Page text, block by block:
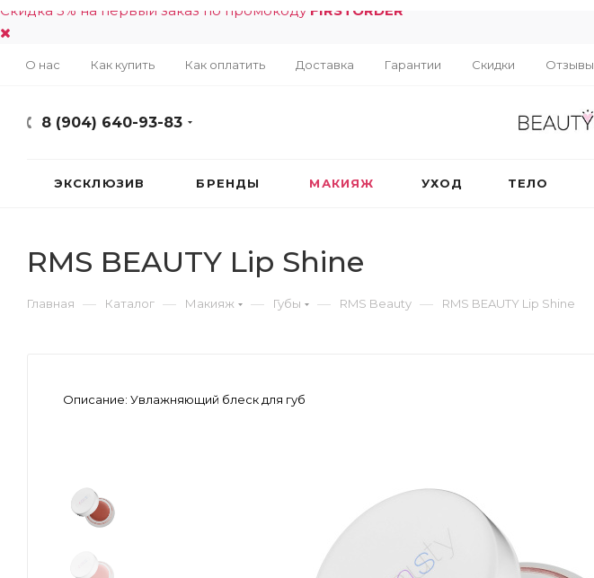
Скидка 5% на первый заказ по промокоду FIRSTORDER
О нас Как купить Как оплатить Доставка Гарантии Скидки Отзывы
8 (904) 640-93-83
ЭКСКЛЮЗИВ БРЕНДЫ МАКИЯЖ УХОД ТЕЛО
RMS BEAUTY Lip Shine
Главная — Каталог — Макияж — Губы — RMS Beauty — RMS BEAUTY Lip Shine
Описание: Увлажняющий блеск для губ